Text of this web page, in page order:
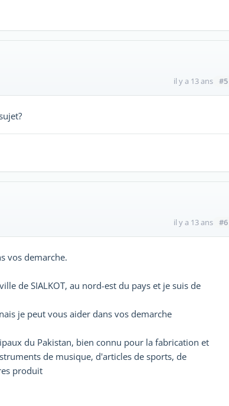
il y a 13 ans #5
il y a 13 ans #6
vos demarche.
de SIALKOT, au nord-est du pays et je suis de
je peut vous aider dans vos demarche
du Pakistan, bien connu pour la fabrication et
de musique, d'articles de sports, de
produit